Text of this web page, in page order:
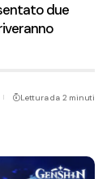
due
Lettura da 2 minuti